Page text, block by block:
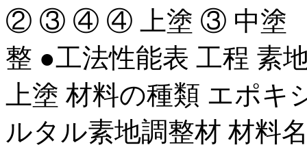
② ③ ④ ④ 上塗 ③ 中塗
整 ●工法性能表 工程 素
上塗 材料の種類 エポ
ルタル素地調整材 材料